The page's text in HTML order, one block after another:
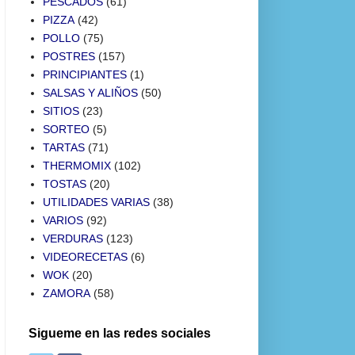
PIZZA (42)
POLLO (75)
POSTRES (157)
PRINCIPIANTES (1)
SALSAS Y ALIÑOS (50)
SITIOS (23)
SORTEO (5)
TARTAS (71)
THERMOMIX (102)
TOSTAS (20)
UTILIDADES VARIAS (38)
VARIOS (92)
VERDURAS (123)
VIDEORECETAS (6)
WOK (20)
ZAMORA (58)
Sigueme en las redes sociales